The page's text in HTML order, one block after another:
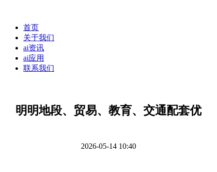
首页
关于我们
ai资讯
ai应用
联系我们
明明地段、贸易、教育、交通配套优
2026-05-14 10:40